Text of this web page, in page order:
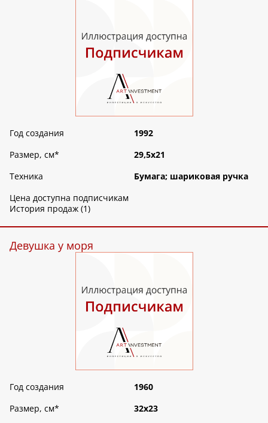
Год создания
1992
Размер, см*
29,5х21
Техника
Бумага; шариковая ручка
Цена доступна подписчикам
История продаж (1)
Девушка у моря
Год создания
1960
Размер, см* 32х23